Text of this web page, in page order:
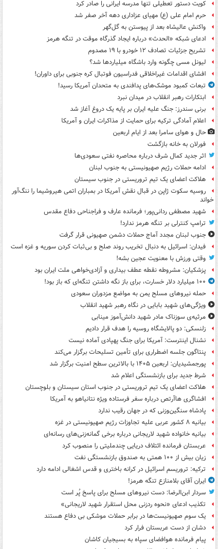
کویت دستور تعطیلی تنها مدرسه ایرانی را صادر کرد
حرم امام علی (ع) مهیای عزاداری دهه آخر صفر شد
واکنش عالیشاه بعد از پیوستن به گل‌گهر
ادعای شبکه «الحدث» درباره ایجاد گذرگاه موقت در تنگه هرمز
تشریح جزئیات تصادف ۱۲ خودرو با ۱۹ مصدوم
لیونل مسی چگونه وارد باشگاه میلیاردها شد؟
افشای اقدامات غیراخلاقی فدراسیون فوتبال کره جنوبی برای داوران!
تبعات کمبود موشک‌های پدافندی به متحدان آمریکا رسید!
ابتکارات رهبر انقلاب در میدان نبرد
برنی سندرز: جنگ علیه ایران بر پایه یک دروغ آغاز شد
اعلام آمادگی ترکیه برای حمایت از مذاکرات ایران و آمریکا
حال و هوای سامرا بعد از ایام اربعین
فورلان به خانه بازگشت
اثر جدید کمال شرف درباره محاصره نفتی سعودی‌ها
ادامه حملات رژیم صهیونیستی به جنوب لبنان
هلاکت اعضای یک تیم تروریستی در جنوب سیستان
روسیه سکوت ژاپن در قبال نقش آمریکا در بمباران اتمی هیروشیما را ننگ‌آور
خواند
شهید مصطفی ردانی‌پور؛ فرمانده عارف و فراجناحی دفاع مقدس
ترامپ کنترلی بر تنگه هرمز ندارد!
جنوب لبنان مجدد آماج حملات دشمن صهیونی قرار گرفت
فیدان: اسرائیل به دنبال تخریب روند صلح و بی‌ثبات کردن سوریه و غزه است
وقتی ورزش با معنویت عجین بشه!
پزشکیان: مشروطه نقطه عطف بیداری و آزادی‌خواهی ملت ایران بود
۱۰۰ میلیارد دلار خسارت، برای باز نگه داشتن تنگه‌ای که باز بود!
حمله نیروهای مسلح یمن به مواضع مزدوران سعودی
ویژگی‌های شهید بابایی در نگاه رهبر شهید انقلاب
مرثیه‌ی سوزناک مادر شهید دانش‌آموز مینابی
زلنسکی: دو پالایشگاه روسیه را هدف قرار دادیم
نشنال اینترست: آمریکا برای جنگ پهپادی آماده نیست
پنتاگون جلسه اضطراری برای تأمین تسلیحات برگزار می‌کند
پورجمشیدیان: اربعین ۱۴۰۵ با بالاترین سطح امنیت برگزار شد
شرط جدید برای بازنشستگی اعلام شد
هلاکت اعضای یک تیم تروریستی در جنوب استان سیستان و بلوچستان
افشاگری هاآرتص درباره سفر فرستاده ویژه نتانیاهو به آمریکا
پادشاه سنگین‌وزنی که در جهان رقیب ندارد
بیانیه ۸ کشور عربی علیه تجاوزات رژیم صهیونیستی در غزه
بیانیه خانواده شهید لاریجانی درباره برخی گمانه‌زنی‌های رسانه‌ای
عربستان فرمانده ائتلاف دریایی چندملیتی را منصوب کرد
زیان بیش از ۱۰۰ همتی به صندوق‌ بازنشستگی نفت
ترکیه: تروریسم اسرائیل در کرانه باختری و قدس اشغالی ادامه دارد
ایران آقای بلامنازع تنگه هرمز!
سردار ابن‌الرضا: دست نیروهای مسلح برای پاسخ پُر است
تکذیب ادعای «نحوه ردزنی محل استقرار شهید لاریجانی»
یک‌ سوم صهیونیست‌ها در برابر حملات موشکی بی دفاع هستند
دشان از دست عربستان فرار کرد
پیام فرمانده هوافضای سپاه به بسیجیان کاشان